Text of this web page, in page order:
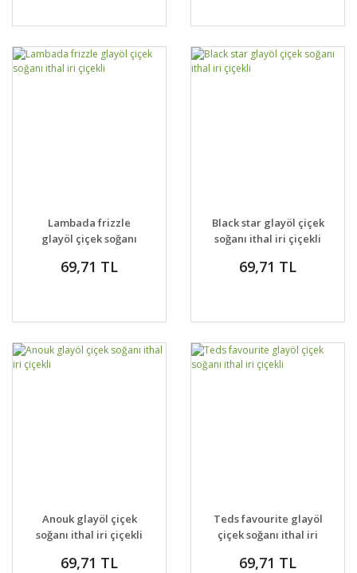
Lambada frizzle
glayöl çiçek soğanı
69,71 TL
Black star glayöl çiçek
soğanı ithal iri çiçekli
69,71 TL
Anouk glayöl çiçek
soğanı ithal iri çiçekli
69,71 TL
Teds favourite glayöl
çiçek soğanı ithal iri
69,71 TL